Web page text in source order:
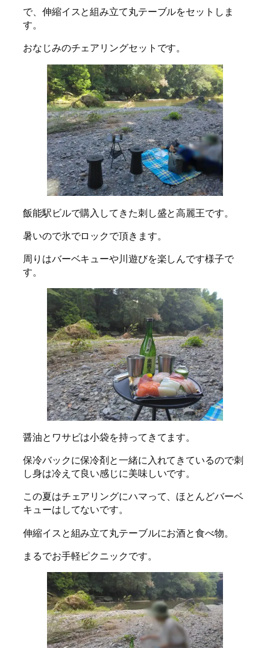
で、伸縮イスと組み立て丸テーブルをセットしま
す。
おなじみのチェアリングセットです。
飯能駅ビルで購入してきた刺し盛と高麗王です。
暑いので氷でロックで頂きます。
周りはバーベキューや川遊びを楽しんです様子で
す。
醤油とワサビは小袋を持ってきてます。
保冷バックに保冷剤と一緒に入れてきているので刺
し身は冷えて良い感じに美味しいです。
この夏はチェアリングにハマって、ほとんどバーベ
キューはしてないです。
伸縮イスと組み立て丸テーブルにお酒と食べ物。
まるでお手軽ピクニックです。